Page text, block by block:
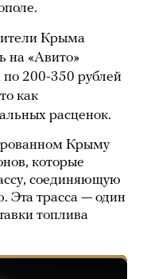
Крыма
на «Авито»
200-350 рублей
как
расценок.
Крыму
которые
соединяющую
Эта трасса — один
топлива